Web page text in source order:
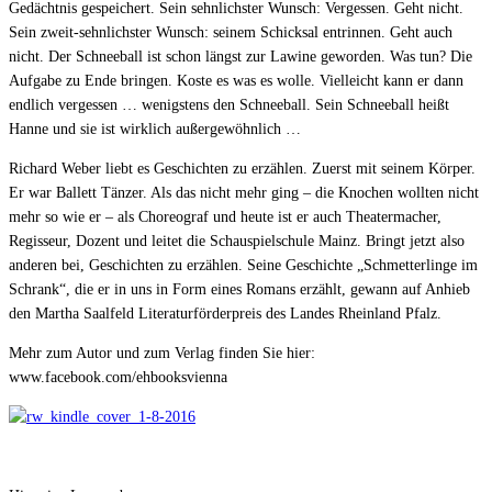
Gedächtnis gespeichert. Sein sehnlichster Wunsch: Vergessen. Geht nicht.
Sein zweit-sehnlichster Wunsch: seinem Schicksal entrinnen. Geht auch
nicht. Der Schneeball ist schon längst zur Lawine geworden. Was tun? Die
Aufgabe zu Ende bringen. Koste es was es wolle. Vielleicht kann er dann
endlich vergessen … wenigstens den Schneeball. Sein Schneeball heißt
Hanne und sie ist wirklich außergewöhnlich …
Richard Weber liebt es Geschichten zu erzählen. Zuerst mit seinem Körper.
Er war Ballett Tänzer. Als das nicht mehr ging – die Knochen wollten nicht
mehr so wie er – als Choreograf und heute ist er auch Theatermacher,
Regisseur, Dozent und leitet die Schauspielschule Mainz. Bringt jetzt also
anderen bei, Geschichten zu erzählen. Seine Geschichte „Schmetterlinge im
Schrank“, die er in uns in Form eines Romans erzählt, gewann auf Anhieb
den Martha Saalfeld Literaturförderpreis des Landes Rheinland Pfalz.
Mehr zum Autor und zum Verlag finden Sie hier:
www.facebook.com/ehbooksvienna